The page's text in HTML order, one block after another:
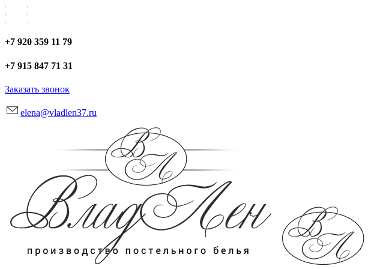
+7 920 359 11 79
+7 915 847 71 31
Заказать звонок
elena@vladlen37.ru